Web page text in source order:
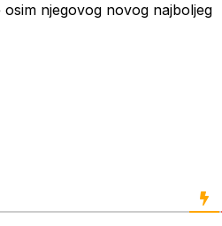
njegovog novog najboljeg